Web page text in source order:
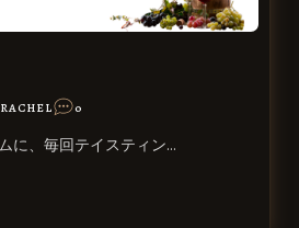
0
に、毎回テイスティン…